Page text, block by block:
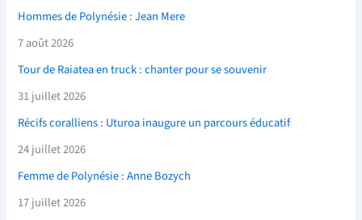
Hommes de Polynésie : Jean Mere
7 août 2026
Tour de Raiatea en truck : chanter pour se souvenir
31 juillet 2026
Récifs coralliens : Uturoa inaugure un parcours éducatif
24 juillet 2026
Femme de Polynésie : Anne Bozych
17 juillet 2026